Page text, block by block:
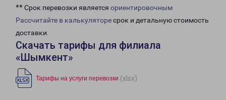
** Срок перевозки является ориентировочным
Рассчитайте в калькуляторесрок и детальную стоимость
доставки.
Скачать тарифы для филиала
«Шымкент»
Тарифы на услуги перевозки (xlsx)